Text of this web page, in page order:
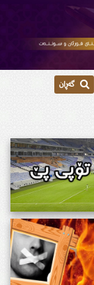
گەڕان